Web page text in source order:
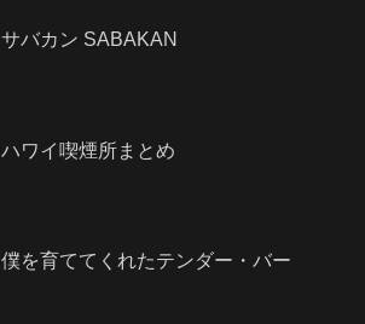
サバカン SABAKAN
ハワイ喫煙所まとめ
僕を育ててくれたテンダー・バー